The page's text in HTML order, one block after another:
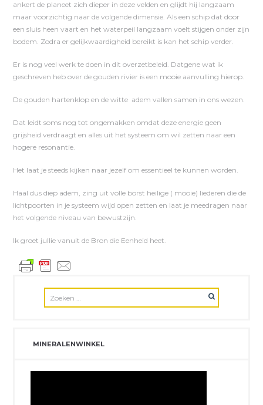
ankert de planeet zich dieper in deze velden en glijdt hij langzaam
maar voorzichtig naar de volgende dimensie. Als een schip dat door
een sluis heen vaart en het waterpeil langzaam voelt stijgen onder zijn
bodem. Zodra er gelijkwaardigheid bereikt is kan het schip verder.
Er is nog veel werk te doen in dit overzetbeleid. Datgene wat ik
geschreven heb over de gouden rivier is een mooie aanvulling hierop.
De gouden hartenklop en de witte adem vallen samen in ons wezen.
Dat leidt soms nog tot ongemakken omdat deze energie geen
grijsheid verdraagt en alles uit het systeem om wil zetten naar een
hogere resonantie.
Het laat je steeds kijken naar jezelf om essentieel te kunnen worden.
Haal dus diep adem, zing uit volle borst heilige ( mooie) liederen die de
lichtpoorten in je systeem wijd open zetten en laat je meedragen naar
het volgende niveau van bewustzijn.
Ik groet jullie vanuit de Bron die Eenheid heet.
MINERALENWINKEL